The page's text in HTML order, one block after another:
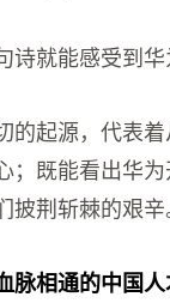
就能感受到华
的起源，代表
；既能看出华
荆斩棘的艰辛
脉相通的中国